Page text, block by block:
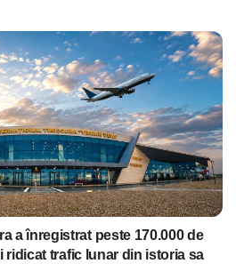
a înregistrat peste 170.000 de
ridicat trafic lunar din istoria sa